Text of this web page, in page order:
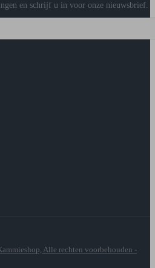
en schrijf u in voor onze nieuwsbrief.
Alle rechten voorbehouden -